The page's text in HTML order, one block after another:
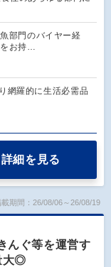
部門のバイヤー経
お持…
網羅的に生活必需品
詳細を見る
載期間：26/08/06～26/08/19
んぐ等を運営す
大◎